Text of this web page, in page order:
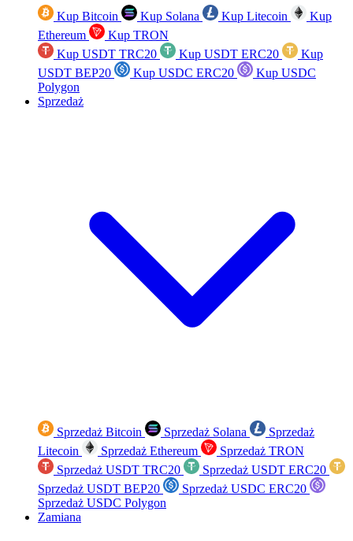
Kup Bitcoin Kup Solana Kup Litecoin
Kup
Ethereum
Kup TRON
Kup USDT TRC20
Kup USDT ERC20
Kup
USDT BEP20
Kup USDC ERC20
Kup USDC
Polygon
Sprzedaż
Sprzedaż Bitcoin Sprzedaż Solana
Sprzedaż
Litecoin
Sprzedaż Ethereum
Sprzedaż TRON
Sprzedaż USDT TRC20
Sprzedaż USDT ERC20
Sprzedaż USDT BEP20
Sprzedaż USDC ERC20
Sprzedaż USDC Polygon
Zamiana